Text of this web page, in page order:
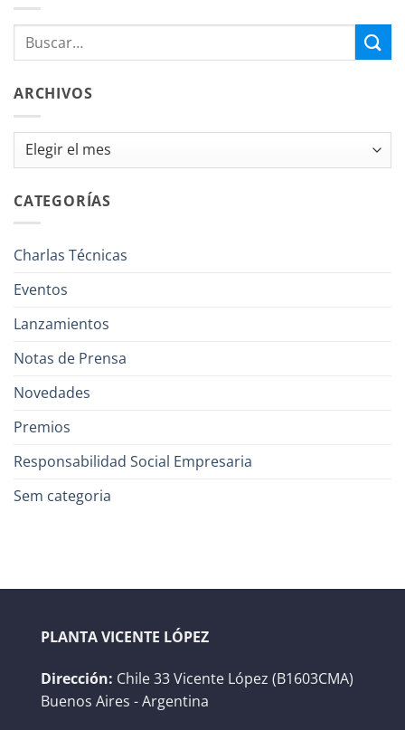
ARCHIVOS
Archivos
CATEGORÍAS
Charlas Técnicas
Eventos
Lanzamientos
Notas de Prensa
Novedades
Premios
Responsabilidad Social Empresaria
Sem categoria
PLANTA VICENTE LÓPEZ
Dirección: Chile 33 Vicente López (B1603CMA)
Buenos Aires - Argentina